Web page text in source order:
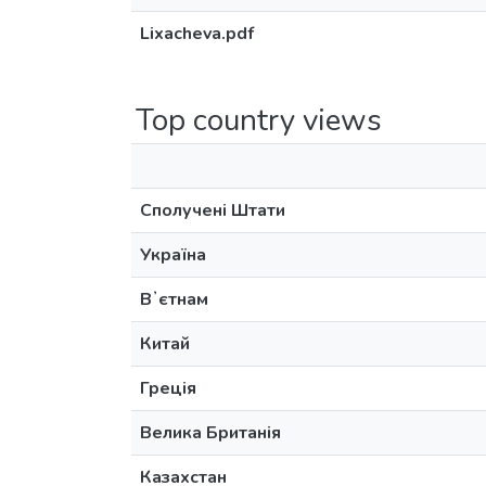
Lixacheva.pdf
Top country views
Сполучені Штати
Україна
Вʼєтнам
Китай
Греція
Велика Британія
Казахстан